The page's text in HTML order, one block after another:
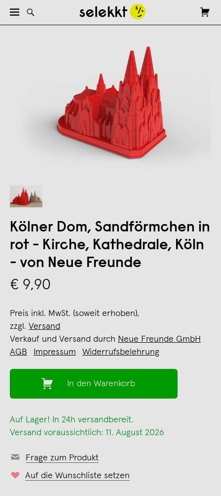
Kölner Dom, Sandförmchen in
rot - Kirche, Kathedrale, Köln
- von Neue Freunde
€ 9,90
Preis inkl. MwSt. (soweit erhoben),
zzgl. Versand
Verkauf und Versand durch Neue Freunde GmbH
AGB
Impressum Widerrufsbelehrung
In den Warenkorb
Auf Lager! In 24h versandbereit.
Versand voraussichtlich: 11. August 2026
Frage zum Produkt
Auf die Wunschliste setzen